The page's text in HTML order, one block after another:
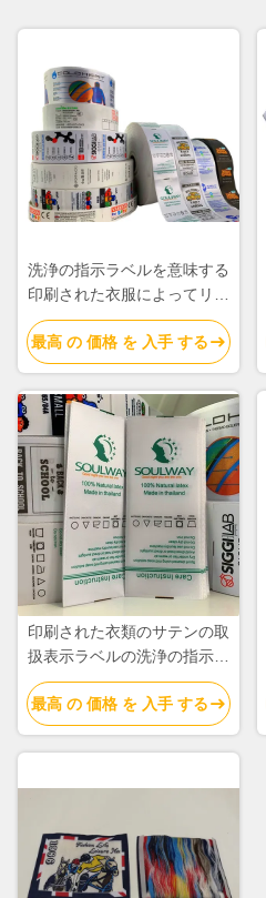
洗浄の指示ラベルを意味する
印刷された衣服によってリサ
イクルされるポリエステル取
扱表示ラベルの記号
最高 の 価格 を 入手 する
印刷された衣類のサテンの取
扱表示ラベルの洗浄の指示の
記号の洗濯の札の記号
最高 の 価格 を 入手 する